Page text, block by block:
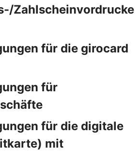
Zahlscheinvordrucke
für die girocard
für
für die digitale
mit